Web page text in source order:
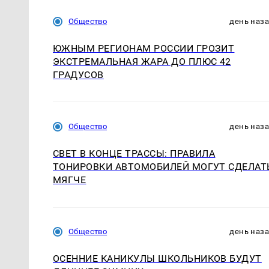
Общество день
ЮЖНЫМ РЕГИОНАМ РОССИИ ГРОЗИТ
ЭКСТРЕМАЛЬНАЯ ЖАРА ДО ПЛЮС 42
ГРАДУСОВ
Общество день
СВЕТ В КОНЦЕ ТРАССЫ: ПРАВИЛА
ТОНИРОВКИ АВТОМОБИЛЕЙ МОГУТ
МЯГЧЕ
Общество день
ОСЕННИЕ КАНИКУЛЫ ШКОЛЬНИКОВ БУДУТ